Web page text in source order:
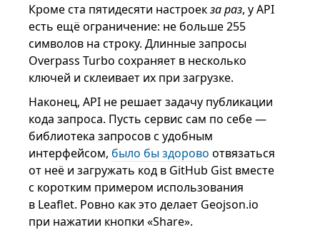
Кроме ста пятидесяти настроекза раз, у API
есть ещё ограничение: не больше 255
символов на строку. Длинные запросы
Overpass Turbo сохраняет в несколько
ключей и склеивает их при загрузке.
Наконец, API не решает задачу публикации
кода запроса. Пусть сервис сам по себе —
библиотека запросов с удобным
интерфейсом, было бы здорово отвязаться
от неё и загружать код в GitHub Gist вместе
с коротким примером использования
в Leaflet. Ровно как это делает Geojson.io
при нажатии кнопки «Share».